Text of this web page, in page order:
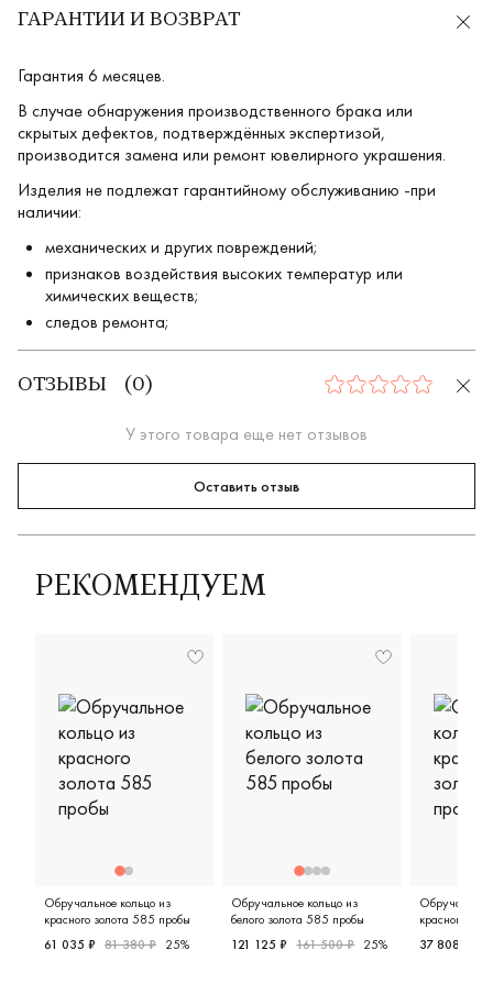
ГАРАНТИИ И ВОЗВРАТ
Гарантия 6 месяцев.
В случае обнаружения производственного брака или
скрытых дефектов, подтверждённых экспертизой,
производится замена или ремонт ювелирного украшения.
Изделия не подлежат гарантийному обслуживанию -при
наличии:
механических и других повреждений;
признаков воздействия высоких температур или
химических веществ;
следов ремонта;
ОТЗЫВЫ ( 0) 0
У этого товара еще нет отзывов
Оставить отзыв
РЕКОМЕНДУЕМ
Обручальное кольцо из
красного золота 585 пробы
61 035 ₽ 81 380 ₽ 25%
Обручальное кольцо из
белого золота 585 пробы
121 125 ₽ 161 500 ₽ 25%
красного
37 808 ₽